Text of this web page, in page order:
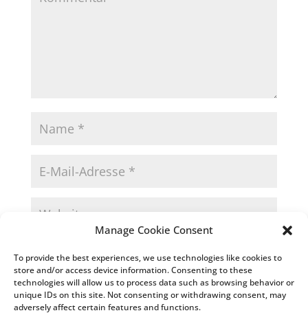
Manage Cookie Consent
To provide the best experiences, we use technologies like cookies to
store and/or access device information. Consenting to these
technologies will allow us to process data such as browsing behavior or
unique IDs on this site. Not consenting or withdrawing consent, may
adversely affect certain features and functions.
Browser für meinen nächsten Kommentar speichern.